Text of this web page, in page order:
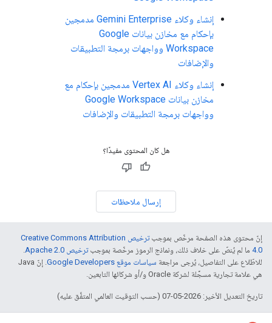
إنشاء وكلاء Gemini Enterprise مدمجين
بإحكام مع مخازن بيانات Google
Workspace وواجهات برمجة التطبيقات
والإضافات
إنشاء وكلاء Vertex AI مدمجين بإحكام مع
مخازن بيانات Google Workspace
وواجهات برمجة التطبيقات والإضافات
هل كان المحتوى مفيدًا؟
إرسال ملاحظات
إنّ محتوى هذه الصفحة مرخّص بموجب
ترخيص Creative Commons Attribution
4.0‏ ما لم يُنصّ على خلاف ذلك، ونماذج الرموز مرخّصة بموجبترخيص Apache 2.0‏
.
للاطّلاع على التفاصيل، يُرجى مراجعة سياسات موقع Google Developers‏
. إنّ Java
هي علامة تجارية مسجَّلة لشركة Oracle و/أو شركائها التابعين.
تاريخ التعديل الأخير: 2026-05-07 (حسب التوقيت العالمي المتفَّق عليه)